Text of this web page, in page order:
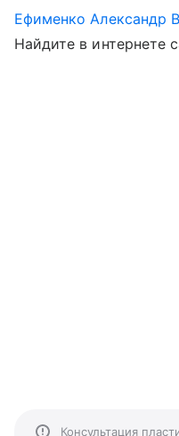
Ефименко Александр
Найдите в интернете
Консультация